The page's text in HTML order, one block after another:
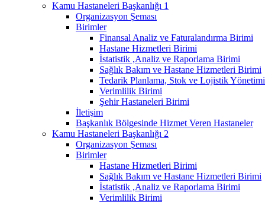
Kamu Hastaneleri Başkanlığı 1
Organizasyon Şeması
Birimler
Finansal Analiz ve Faturalandırma Birimi
Hastane Hizmetleri Birimi
İstatistik ,Analiz ve Raporlama Birimi
Sağlık Bakım ve Hastane Hizmetleri Birimi
Tedarik Planlama, Stok ve Lojistik
Verimlilik Birimi
Şehir Hastaneleri Birimi
İletişim
Başkanlık Bölgesinde Hizmet Veren Hastaneler
Kamu Hastaneleri Başkanlığı 2
Organizasyon Şeması
Birimler
Hastane Hizmetleri Birimi
Sağlık Bakım ve Hastane Hizmetleri Birimi
İstatistik ,Analiz ve Raporlama Birimi
Verimlilik Birimi